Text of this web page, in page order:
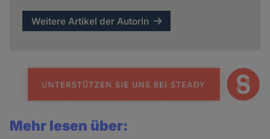
Weitere Artikel der Autorin
Mehr lesen über: